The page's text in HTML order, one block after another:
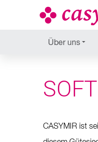
Über uns
CASYMIR ist